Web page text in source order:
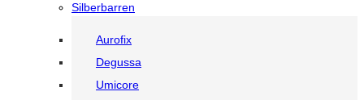
Silberbarren
Aurofix
Degussa
Umicore